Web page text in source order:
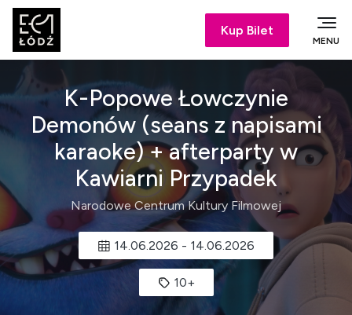
Kup Bilet
MENU
K-Popowe Łowczynie
Demonów (seans z napisami
karaoke) + afterparty w
Kawiarni Przypadek
Narodowe Centrum Kultury Filmowej
14.06.2026 - 14.06.2026
10+